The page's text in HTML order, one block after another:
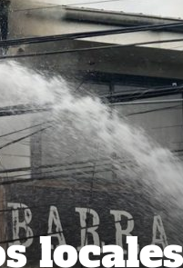
locales